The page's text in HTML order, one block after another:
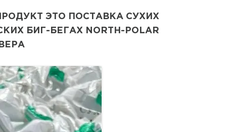
ЭТО ПОСТАВКА СУХИХ
БИГ-БЕГАХ NORTH-POLAR